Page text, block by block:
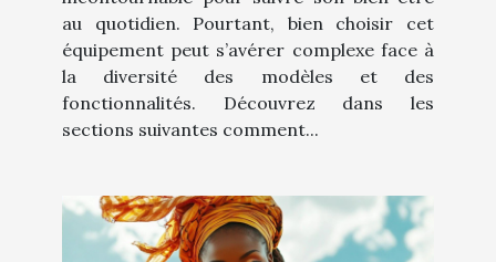
au quotidien. Pourtant, bien choisir cet
équipement peut s’avérer complexe face à
la diversité des modèles et des
fonctionnalités. Découvrez dans les
sections suivantes comment...